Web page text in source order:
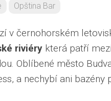
Opština Bar
v černohorském
riviéry která patří
Oblíbené město
a nechybí ani bazény